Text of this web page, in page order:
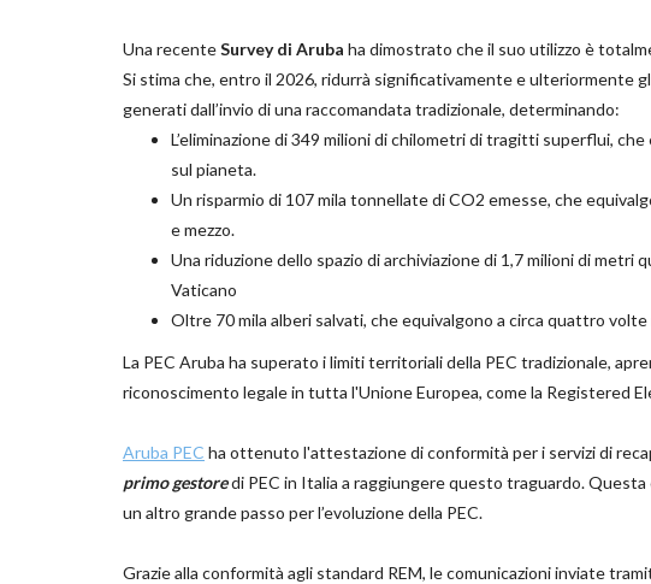
Una recenteSurvey di Aruba ha dimostrato che il suo utilizzo è
Si stima che, entro il 2026, ridurrà significativamente e ulteriormente
generati dall’invio di una raccomandata tradizionale, determinando:
L’eliminazione di 349 milioni di chilometri di tragitti superflui,
sul pianeta.
Un risparmio di 107 mila tonnellate di CO2 emesse, che
e mezzo.
Una riduzione dello spazio di archiviazione di 1,7 milioni di
Vaticano
Oltre 70 mila alberi salvati, che equivalgono a circa quattro
La PEC Aruba ha superato i limiti territoriali della PEC tradizionale,
riconoscimento legale in tutta l'Unione Europea, come la Registered
Aruba PEC ha ottenuto l'attestazione di conformità per i servizi di
primo gestoredi PEC in Italia a raggiungere questo traguardo.
un altro grande passo per l’evoluzione della PEC.
Grazie alla conformità agli standard REM, le comunicazioni inviate